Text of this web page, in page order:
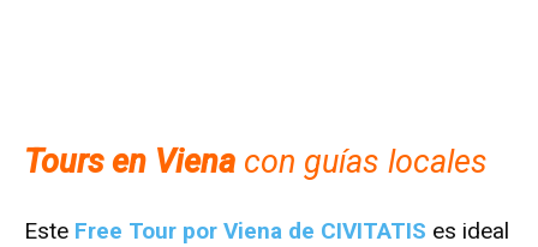
Tours en Viena con guías locales
Este Free Tour por Viena de CIVITATIS es ideal